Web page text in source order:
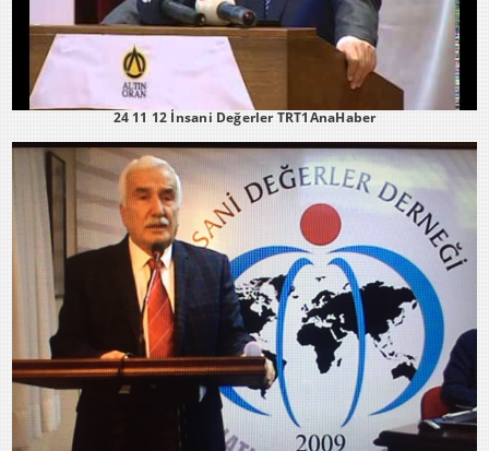
24 11 12 İnsani Değerler TRT1AnaHaber